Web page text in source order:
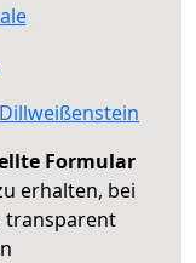
Formular
erhalten, bei
transparent